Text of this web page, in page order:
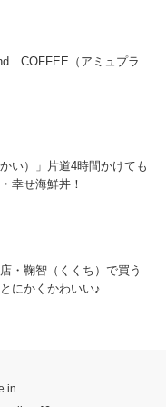
（アミュプラ
い）」片道4時間かけても
幸せ海鮮丼！
・鞠智（くくち）で買う
にかくかわいい♪
in